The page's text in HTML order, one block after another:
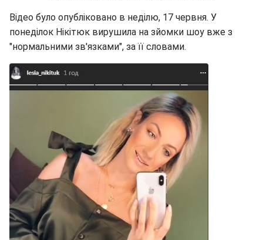
Відео було опубліковано в неділю, 17 червня. У
понеділок Нікітюк вирушила на зйомки шоу вже з
"нормальними зв'язками", за її словами.